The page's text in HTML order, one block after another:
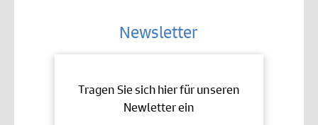
Newsletter
Tragen Sie sich hier für unseren
Newletter ein